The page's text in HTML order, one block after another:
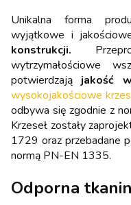
Unikalna forma
wyjątkowe i
konstrukcji.
wytrzymałościowe
potwierdzająjakość
wysokojakościowe
odbywa się zgodnie z
Krzeseł zostały
1729 oraz przebadane
normą PN-EN 1335.
Odporna